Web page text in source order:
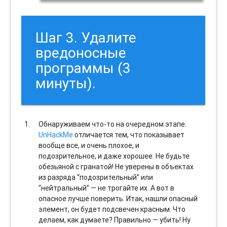
Шаг 3. Удалите
вредоносные
программы (3
минуты).
Обнаруживаем что-то на очередном этапе.
UnHackMeотличается тем, что показывает
вообще все, и очень плохое, и
подозрительное, и даже хорошее. Не будьте
обезьяной с гранатой! Не уверены в объектах
из разряда “подозрительный” или
“нейтральный” — не трогайте их. А вот в
опасное лучше поверить. Итак, нашли опасный
элемент, он будет подсвечен красным. Что
делаем, как думаете? Правильно — убить! Ну